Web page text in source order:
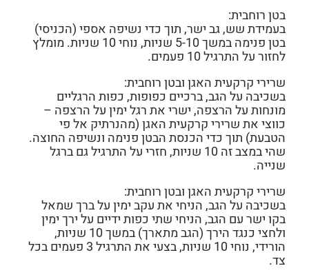
בטן רוחבית:
בעמידת שש, גב ישר, תוך כדי נשיפה אספי (הכניסי)
בטן פנימה במשך 5-10 שניות, נוחי 10 שניות. מומלץ
לחזור על התרגיל 10 פעמים.
שרירי קרקעית האגן ובטן רוחבית:
בשכיבה על הגב, ברכיים כפופות, כפות הרגליים
מונחות על הרצפה, ישרי את רגל ימין על הרצפה –
כווצי את שרירי קרקעית האגן (מהנרתיק אל פי
הטבעת) תוך כדי הכנסת הבטן פנימה ונשיפה החוצה.
שהי במצב זה 10 שניות, חזרי על התרגיל גם ברגל
שנייה.
שרירי קרקעית האגן ובטן רוחבית:
בשכיבה על הגב, הניחי את עקב ימין על ברך שמאל
בקו ישר עם הגב, הניחי שתי כפות ידיים על ירך ימין
ולחצי כנגד הירך (הגב מתארך) במשך 10 שניות,
הורידי, נוחי 10 שניות, בצעי את התרגיל 3 פעמים בכל
צד.